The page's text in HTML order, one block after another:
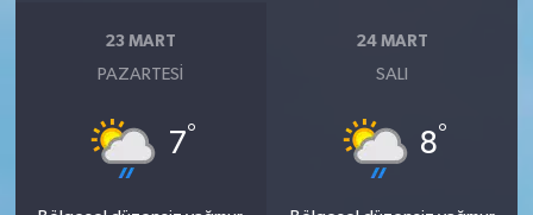
23 MART
PAZARTESI
7°
24 MART
SALI
8°